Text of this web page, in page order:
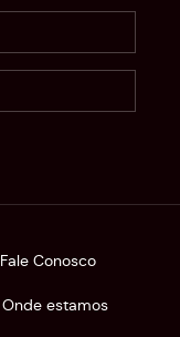
Fale Conosco
Onde estamos